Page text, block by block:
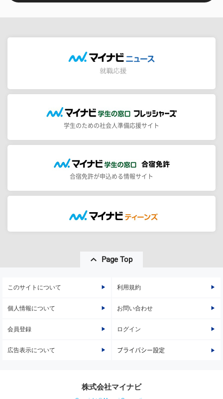
学生のための社会人準備応援サイト
合宿免許が申込める情報サイト
Page Top
このサイトについて 利用規約
個人情報について お問い合わせ
会員登録 ログイン
広告表示について プライバシー設定
株式会社マイナビ